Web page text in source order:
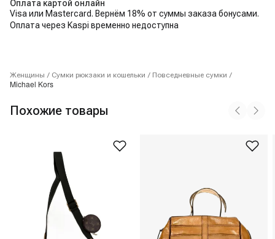
Оплата картой онлайн
Visa или Mastercard. Вернём 18% от суммы заказа бонусами.
Оплата через Kaspi временно недоступна
Женщины / Сумки рюкзаки и кошельки / Повседневные сумки /
Michael Kors
Похожие товары